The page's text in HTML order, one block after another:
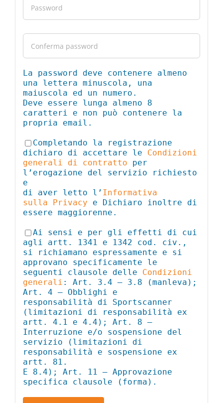
La password deve contenere almeno
una lettera minuscola, una
maiuscola ed un numero.
Deve essere lunga almeno 8
caratteri e non può contenere la
propria email.
Completando la registrazione
dichiaro di accettare le Condizioni
generali di contratto per
l’erogazione del servizio richiesto
e
di aver letto l’ Informativa
sulla Privacy e Dichiaro inoltre di
essere maggiorenne.
Ai sensi e per gli effetti di cui
agli artt. 1341 e 1342 cod. civ.,
si richiamano espressamente e si
approvano specificamente le
seguenti clausole delle Condizioni
generali : Art. 3.4 – 3.8 (manleva);
Art. 4 – Obblighi e
responsabilità di Sportscanner
(limitazioni di responsabilità ex
artt. 4.1 e 4.4); Art. 8 –
Interruzione e/o sospensione del
servizio (limitazioni di
responsabilità e sospensione ex
artt. 81.
E 8.4); Art. 11 – Approvazione
specifica clausole (forma).